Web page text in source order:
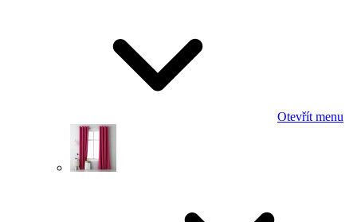
Otevřít menu